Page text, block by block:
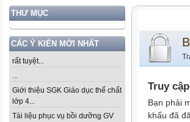
THƯ MỤC
CÁC Ý KIẾN MỚI NHẤT
rất tuyệt...
...
Giới thiệu SGK Giáo dục thể chất
lớp 4...
Tài liệu phục vụ bồi dưỡng GV
Truy
Bạn phải
khẩu đã